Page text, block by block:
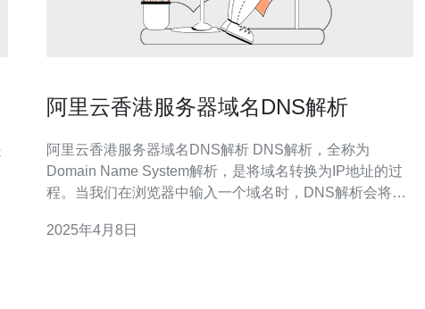
阿里云香港服务器域名DNS解析
阿里云香港服务器域名DNS解析 DNS解析，全称为
Domain Name System解析，是将域名转换为IP地址的过
程。当我们在浏览器中输入一个域名时，DNS解析会将该
务器并访问相应的网页。 阿里云香港服务器是阿里云在香
2025年4月8日